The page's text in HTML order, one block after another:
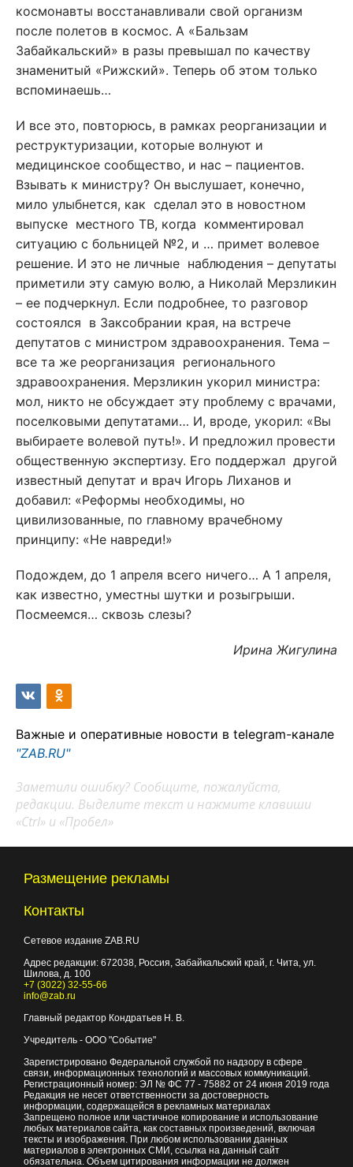
космонавты восстанавливали свой организм
после полетов в космос. А «Бальзам
Забайкальский» в разы превышал по качеству
знаменитый «Рижский». Теперь об этом только
вспоминаешь…
И все это, повторюсь, в рамках реорганизации и
реструктуризации, которые волнуют и
медицинское сообщество, и нас – пациентов.
Взывать к министру? Он выслушает, конечно,
мило улыбнется, как сделал это в новостном
выпуске местного ТВ, когда комментировал
ситуацию с больницей №2, и … примет волевое
решение. И это не личные наблюдения – депутаты
приметили эту самую волю, а Николай Мерзликин
– ее подчеркнул. Если подробнее, то разговор
состоялся в Заксобрании края, на встрече
депутатов с министром здравоохранения. Тема –
все та же реорганизация регионального
здравоохранения. Мерзликин укорил министра:
мол, никто не обсуждает эту проблему с врачами,
поселковыми депутатами… И, вроде, укорил: «Вы
выбираете волевой путь!». И предложил провести
общественную экспертизу. Его поддержал другой
известный депутат и врач Игорь Лиханов и
добавил: «Реформы необходимы, но
цивилизованные, по главному врачебному
принципу: «Не навреди!»
Подождем, до 1 апреля всего ничего… А 1 апреля,
как известно, уместны шутки и розыгрыши.
Посмеемся… сквозь слезы?
Ирина Жигулина
Важные и оперативные новости в telegram-канале
"ZAB.RU"
Заметили ошибку? Сообщите, пожалуйста,
редакции. Выделите текст и нажмите клавиши
«Ctrl» и «Пробел»
Размещение рекламы
Контакты
Сетевое издание ZAB.RU
Адрес редакции: 672038, Россия, Забайкальский край, г. Чита, ул.
Шилова, д. 100
+7 (3022) 32-55-66
info@zab.ru
Главный редактор Кондратьев Н. В.
Учредитель - ООО "Событие"
Зарегистрировано Федеральной службой по надзору в сфере
связи, информационных технологий и массовых коммуникаций.
Регистрационный номер: ЭЛ № ФС 77 - 75882 от 24 июня 2019 года
Редакция не несет ответственности за достоверность
информации, содержащейся в рекламных материалах
Запрещено полное или частичное копирование и использование
любых материалов сайта, как составных произведений, включая
тексты и изображения. При любом использовании данных
материалов в электронных СМИ, ссылка на данный сайт
обязательна. Объем цитирования информации не должен